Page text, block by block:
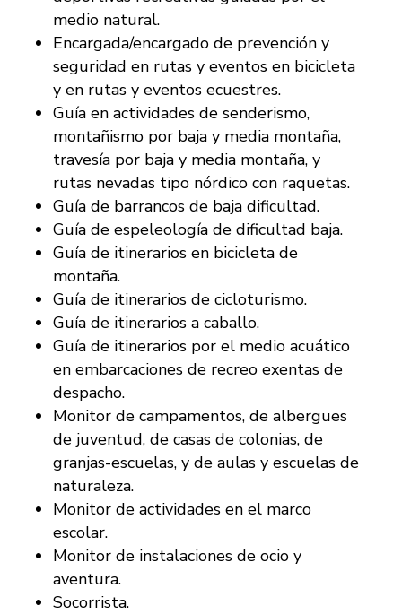
medio natural.
Encargada/encargado de prevención y
seguridad en rutas y eventos en bicicleta
y en rutas y eventos ecuestres.
Guía en actividades de senderismo,
montañismo por baja y media montaña,
travesía por baja y media montaña, y
rutas nevadas tipo nórdico con raquetas.
Guía de barrancos de baja dificultad.
Guía de espeleología de dificultad baja.
Guía de itinerarios en bicicleta de
montaña.
Guía de itinerarios de cicloturismo.
Guía de itinerarios a caballo.
Guía de itinerarios por el medio acuático
en embarcaciones de recreo exentas de
despacho.
Monitor de campamentos, de albergues
de juventud, de casas de colonias, de
granjas-escuelas, y de aulas y escuelas de
naturaleza.
Monitor de actividades en el marco
escolar.
Monitor de instalaciones de ocio y
aventura.
Socorrista.